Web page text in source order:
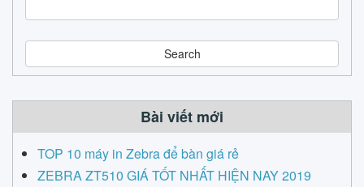
e
a
r
c
Bài viết mới
TOP 10 máy in Zebra để bàn giá rẻ
ZEBRA ZT510 GIÁ TỐT NHẤT HIỆN NAY 2019